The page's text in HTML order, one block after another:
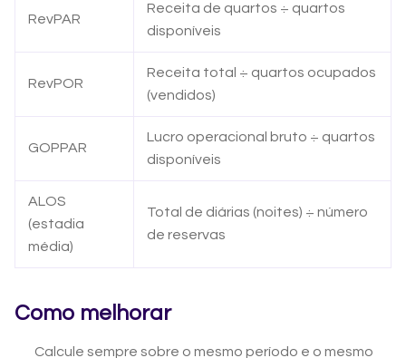
RevPAR
Receita de quartos ÷ quartos
disponíveis
RevPOR
Receita total ÷ quartos ocupados
(vendidos)
GOPPAR
Lucro operacional bruto ÷ quartos
disponíveis
ALOS
(estadia
média)
Total de diárias (noites) ÷ número
de reservas
Como melhorar
Calcule sempre sobre o mesmo período e o mesmo